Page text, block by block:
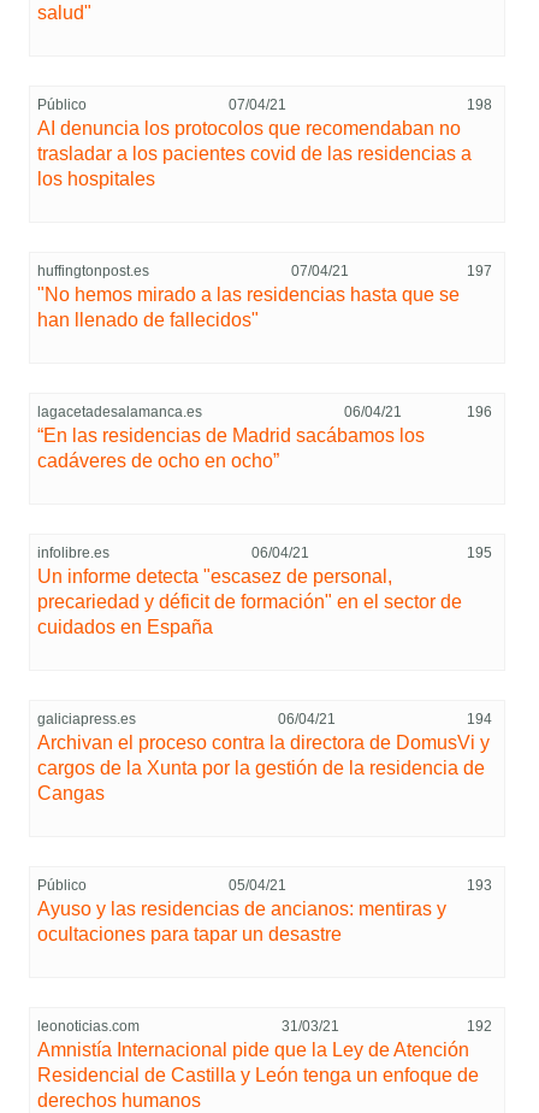
salud"
Público 07/04/21 198
AI denuncia los protocolos que recomendaban no
trasladar a los pacientes covid de las residencias a
los hospitales
huffingtonpost.es 07/04/21 197
"No hemos mirado a las residencias hasta que se
han llenado de fallecidos"
lagacetadesalamanca.es 06/04/21 196
“En las residencias de Madrid sacábamos los
cadáveres de ocho en ocho”
infolibre.es 06/04/21 195
Un informe detecta "escasez de personal,
precariedad y déficit de formación" en el sector de
cuidados en España
galiciapress.es 06/04/21 194
Archivan el proceso contra la directora de DomusVi y
cargos de la Xunta por la gestión de la residencia de
Cangas
Público 05/04/21 193
Ayuso y las residencias de ancianos: mentiras y
ocultaciones para tapar un desastre
leonoticias.com 31/03/21 192
Amnistía Internacional pide que la Ley de Atención
Residencial de Castilla y León tenga un enfoque de
derechos humanos